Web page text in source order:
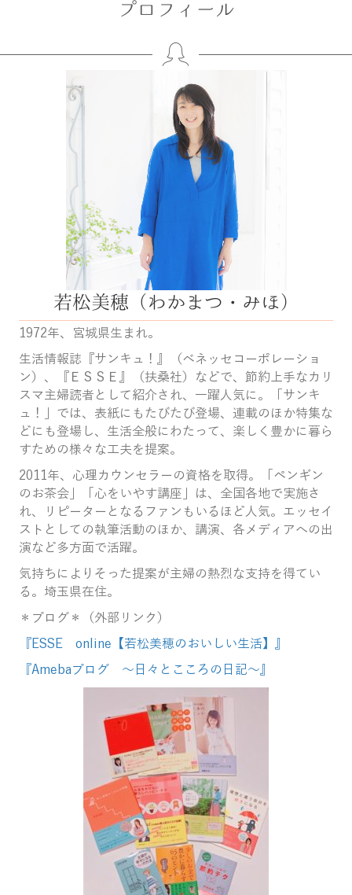
プロフィール
若松美穂（わかまつ・みほ）
1972年、宮城県生まれ。
生活情報誌『サンキュ！』（ベネッセコーポレーショ
ン）、『ＥＳＳＥ』（扶桑社）などで、節約上手なカリ
スマ主婦読者として紹介され、一躍人気に。「サンキ
ュ！」では、表紙にもたびたび登場、連載のほか特集な
どにも登場し、生活全般にわたって、楽しく豊かに暮ら
すための様々な工夫を提案。
2011年、心理カウンセラーの資格を取得。「ペンギン
のお茶会」「心をいやす講座」は、全国各地で実施さ
れ、リピーターとなるファンもいるほど人気。エッセイ
ストとしての執筆活動のほか、講演、各メディアへの出
演など多方面で活躍。
気持ちによりそった提案が主婦の熱烈な支持を得てい
る。埼玉県在住。
＊ブログ＊（外部リンク）
『ESSE online【若松美穂のおいしい生活】』
『Amebaブログ ～日々とこころの日記～』